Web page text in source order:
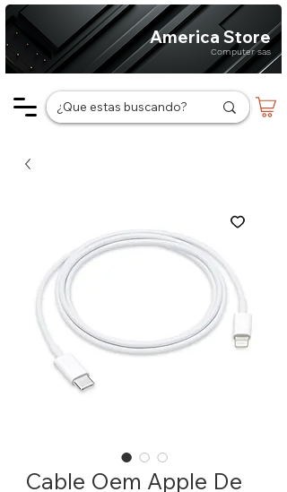
America Store
Computer sas
Cable Oem Apple De